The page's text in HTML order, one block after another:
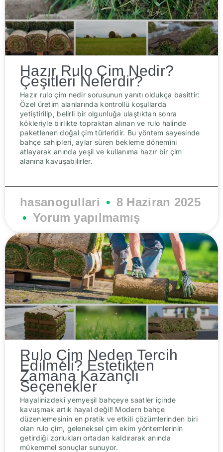
Hazır Rulo Çim Nedir?
Çeşitleri Nelerdir?
Hazır rulo çim nedir sorusunun yanıtı oldukça basittir:
Özel üretim alanlarında kontrollü koşullarda
yetiştirilip, belirli bir olgunluğa ulaştıktan sonra
kökleriyle birlikte topraktan alınan ve rulo halinde
paketlenen doğal çim türleridir. Bu yöntem sayesinde
bahçe sahipleri, aylar süren bekleme dönemini
atlayarak anında yeşil ve kullanıma hazır bir çim
alanına kavuşabilirler.
hasanogullari
8 Haziran 2025
Yorum yapılmamış
Rulo Çim Neden Tercih
Edilmeli? Estetikten
Zamana Kazançlı
Seçenekler
Hayalinizdeki yemyeşil bahçeye saatler içinde
kavuşmak artık hayal değil! Modern bahçe
düzenlemesinin en pratik ve etkili çözümlerinden biri
olan rulo çim, geleneksel çim ekim yöntemlerinin
getirdiği zorlukları ortadan kaldırarak anında
mükemmel sonuçlar sunuyor.